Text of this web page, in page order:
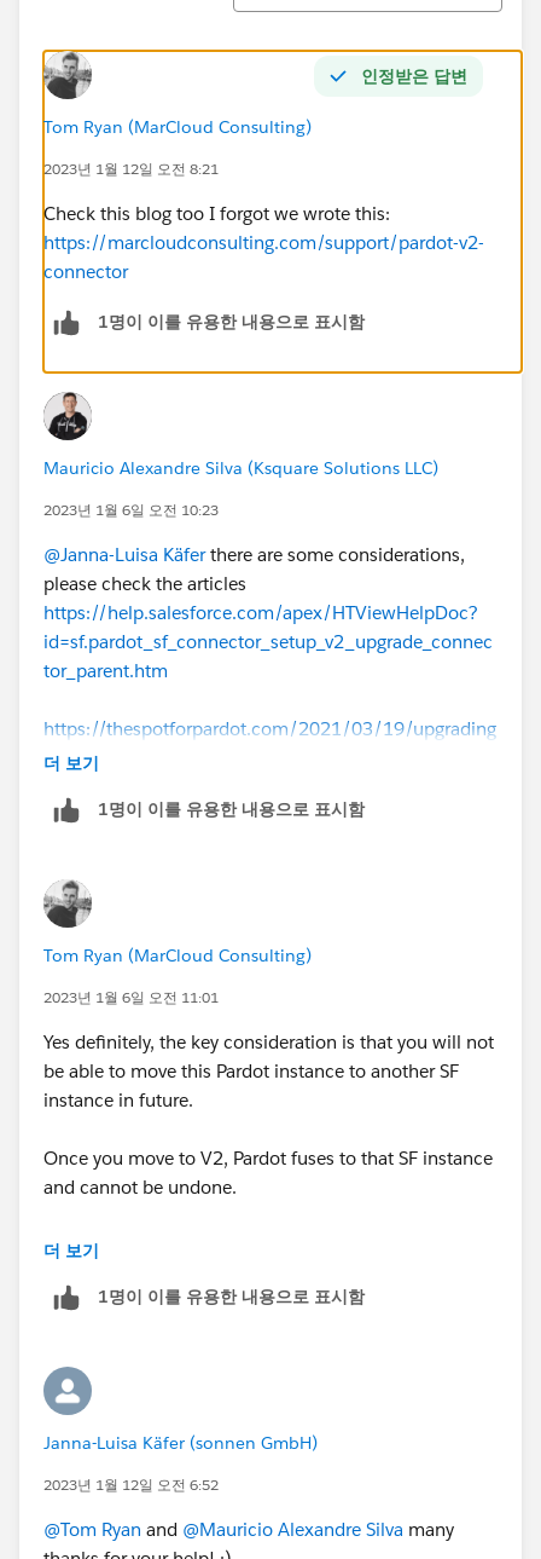
인정받은 답변
Tom Ryan (MarCloud Consulting)
2023년 1월 12일 오전 8:21
Check this blog too I forgot we wrote this:
https://marcloudconsulting.com/support/pardot-v2-
connector
1명이 이를 유용한 내용으로 표시함
Mauricio Alexandre Silva (Ksquare Solutions LLC)
2023년 1월 6일 오전 10:23
@Janna-Luisa Käferthere are some considerations,
please check the articles
https://help.salesforce.com/apex/HTViewHelpDoc?
id=sf.pardot_sf_connector_setup_v2_upgrade_connec
tor_parent.htm
https://thespotforpardot.com/2021/03/19/upgrading
-to-the-salesforce-pardot-v2-connector/
https://www.salesforceben.com/the-drip/salesforce-
더 보기
1명이 이를 유용한 내용으로 표시함
Tom Ryan (MarCloud Consulting)
2023년 1월 6일 오전 11:01
Yes definitely, the key consideration is that you will not
be able to move this Pardot instance to another SF
instance in future.
Once you move to V2, Pardot fuses to that SF instance
and cannot be undone.
Having said this, V2 is SO much better than V1 so as
and can start taking advantage of up-to-date features.
더 보기
1명이 이를 유용한 내용으로 표시함
Janna-Luisa Käfer (sonnen GmbH)
2023년 1월 12일 오전 6:52
@Tom Ryan and @Mauricio Alexandre Silva many